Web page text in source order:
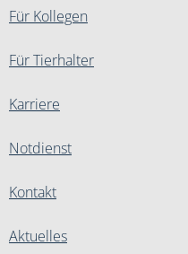
Für Kollegen
Für Tierhalter
Karriere
Notdienst
Kontakt
Aktuelles